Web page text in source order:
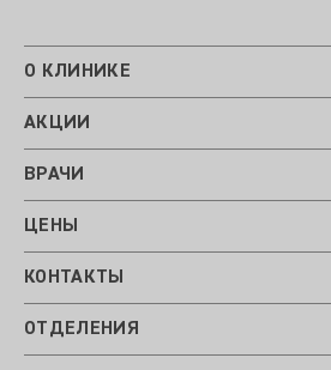
О КЛИНИКЕ
АКЦИИ
ВРАЧИ
ЦЕНЫ
КОНТАКТЫ
ОТДЕЛЕНИЯ